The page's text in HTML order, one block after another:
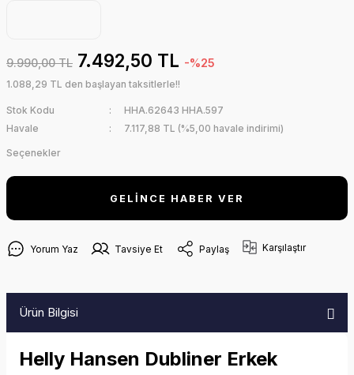
9.990,00 TL 7.492,50 TL -%25
1.088,29 TL den başlayan taksitlerle!!
Stok Kodu
HHA.62643 HHA.597
Havale
7.117,88 TL (%5,00 havale indirimi)
Seçenekler
GELİNCE HABER VER
Yorum Yaz Tavsiye Et Paylaş Karşılaştır
Ürün Bilgisi
Helly Hansen Dubliner Erkek